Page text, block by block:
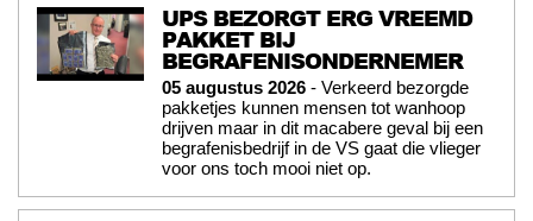
UPS BEZORGT ERG VREEMD
PAKKET BIJ
BEGRAFENISONDERNEMER
05 augustus 2026 - Verkeerd bezorgde
pakketjes kunnen mensen tot wanhoop
drijven maar in dit macabere geval bij een
begrafenisbedrijf in de VS gaat die vlieger
voor ons toch mooi niet op.